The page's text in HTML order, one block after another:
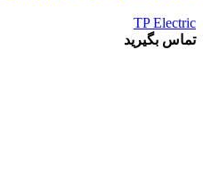
TP Electric
تماس بگیرید